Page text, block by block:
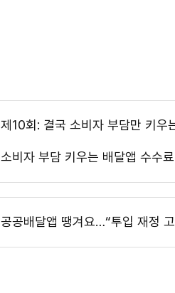
제10회: 결국 소비자 부담만 키우
소비자 부담 키우는 배달앱 수수
공공배달앱 땡겨요…“투입 재정